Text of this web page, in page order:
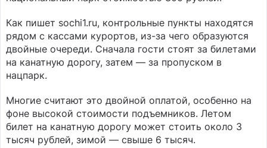
Как пишет sochi1.ru, контрольные пункты находятся
рядом с кассами курортов, из-за чего образуются
двойные очереди. Сначала гости стоят за билетами
на канатную дорогу, затем — за пропуском в
нацпарк.
Многие считают это двойной оплатой, особенно на
фоне высокой стоимости подъемников. Летом
билет на канатную дорогу может стоить около 3
тысяч рублей, зимой — свыше 6 тысяч.